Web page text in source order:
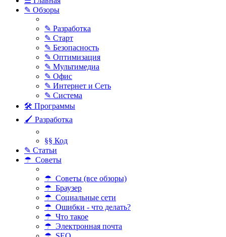
✎ Обзоры
✎ Разработка
✎ Старт
✎ Безопасность
✎ Оптимизация
✎ Мультимедиа
✎ Офис
✎ Интернет и Сеть
✎ Система
🛠 Программы
🖌 Разработка
§§ Код
✎ Статьи
☂ Советы
☂ Советы (все обзоры)
☂ Браузер
☂ Социальные сети
☂ Ошибки - что делать?
☂ Что такое
☂ Электронная почта